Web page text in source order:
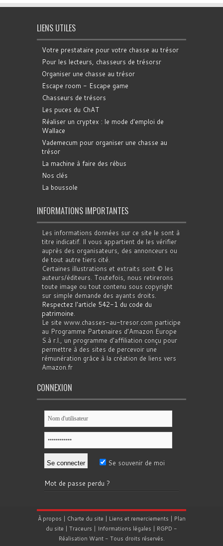
LIENS UTILES
Votre prestataire pour votre chasse au trésor
Pour les lecteurs, chasseurs de trésorsr
Organiser une chasse au trésor
Escape room - Escape game
Chasseurs de trésors
Les puces du ChAT
Réaliser un cryptex : le mode d'emploi de
Wallace
Vademecum pour organiser une chasse au
trésor
La machine à faire des rébus
Nos clés
La boussole
INFORMATIONS IMPORTANTES
Les informations données sur ce site le sont à
titre indicatif. Il vous appartient de les vérifier
auprès des organisateurs, des annonceurs ou
de tout autre tiers cité.
Certaines illustrations et extraits sont © les
auteurs/éditeurs. Toutefois, nous retirerons
toute image ou tout contenu sous copyright
sur simple demande des ayants droits.
Respectez l'article 542-1 du code du
patrimoine.
Le site www.chasses-au-tresor.com participe
au Programme Partenaires d’Amazon Europe
S.à r.l., un programme d’affiliation conçu pour
permettre à des sites de percevoir une
rémunération grâce à la création de liens vers
Amazon.fr
CONNEXION
Se souvenir de moi
Mot de passe perdu ?
À propos | Charte du site | Liens et remerciements | Plan
du site | Traceurs | Informations légales | RGPD -
Réalisation Want- Tous droits réservés.